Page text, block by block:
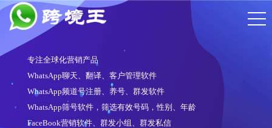
专注全球化营销产品
WhatsApp聊天、翻译、客户管理软件
WhatsApp频道号注册、养号、群发软件
WhatsApp筛号软件，筛选有效号码，性别、年龄
FaceBook营销软件、群发小组、群发私信